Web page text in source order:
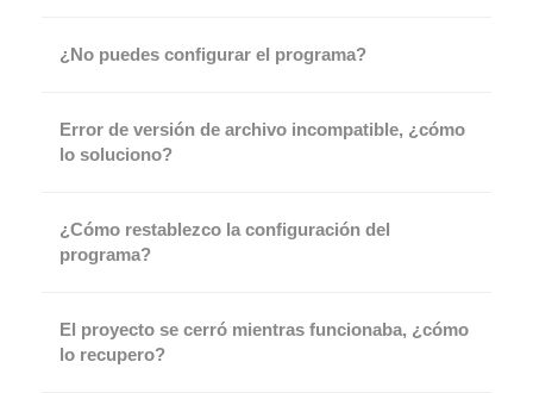
¿No puedes configurar el programa?
Error de versión de archivo incompatible, ¿cómo
lo soluciono?
¿Cómo restablezco la configuración del
programa?
El proyecto se cerró mientras funcionaba, ¿cómo
lo recupero?